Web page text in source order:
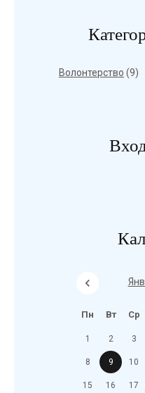
Волонтерство (9)
Пн Вт Ср
1 2 3
8 9 10
15 16 17